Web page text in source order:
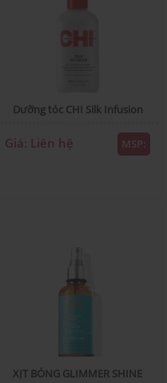
Dưỡng tóc CHI Silk Infusion
Giá: Liên hệ MSP:
XỊT BÓNG GLIMMER SHINE